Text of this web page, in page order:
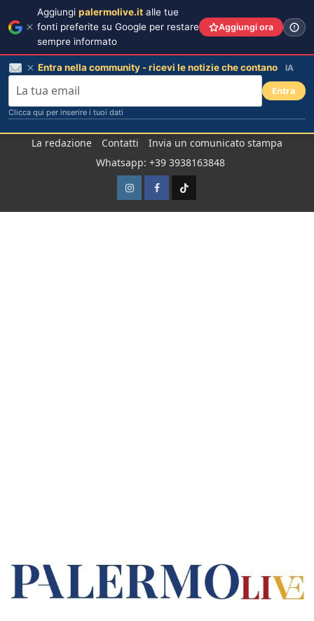
La redazione Contatti
Invia un comunicato stampa
Whatsapp: +39 3938163848
InstagramFacebook
TikTok
Aggiungi palermolive.it alle tue
fonti preferite su Google per restare
sempre informato
Aggiungi ora
Entra nella community - ricevi le notizie che contano IA
Entra
Clicca qui per inserire i tuoi dati